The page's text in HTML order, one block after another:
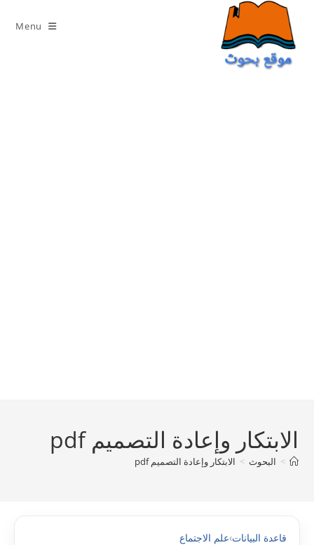
content
Menu
الابتكار وإعادة التصميم pdf
> البحوث > الابتكار وإعادة التصميم pdf
قاعدة البيانات›علم الاجتماع